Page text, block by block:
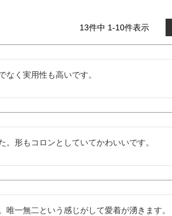
13件中 1-10件表示
く実用性も高いです。
形もコロンとしていてかわいいです。
一無二という感じがして愛着が湧きます。